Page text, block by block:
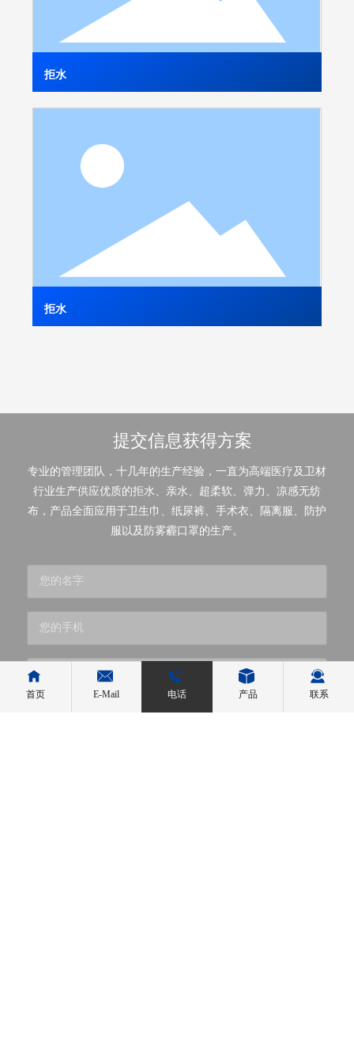
拒水
拒水
提交信息获得方案
专业的管理团队，十几年的生产经验，一直为高端医疗及卫材
行业生产供应优质的拒水、亲水、超柔软、弹力、凉感无纺
布，产品全面应用于卫生巾、纸尿裤、手术衣、隔离服、防护
服以及防雾霾口罩的生产。
首页 E-Mail 电话 产品 联系